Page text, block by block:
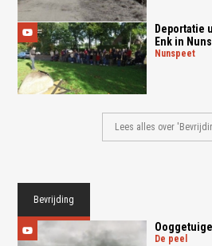
Deportatie
Enk in
nunspeet
Lees alles over
Bevrijding
de peel